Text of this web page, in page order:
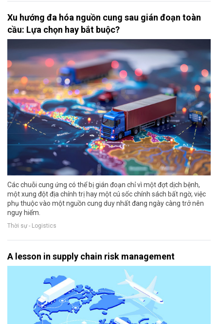
Xu hướng đa hóa nguồn cung sau gián đoạn toàn
cầu: Lựa chọn hay bắt buộc?
Các chuỗi cung ứng có thể bị gián đoạn chỉ vì một đợt dịch bệnh,
một xung đột địa chính trị hay một cú sốc chính sách bất ngờ, việc
phụ thuộc vào một nguồn cung duy nhất đang ngày càng trở nên
nguy hiểm.
Thời sự - Logistics
A lesson in supply chain risk management